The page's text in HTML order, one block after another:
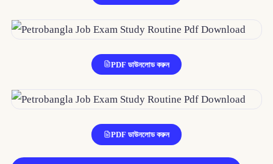
PDF ডাউনলোড করুন
PDF ডাউনলোড করুন